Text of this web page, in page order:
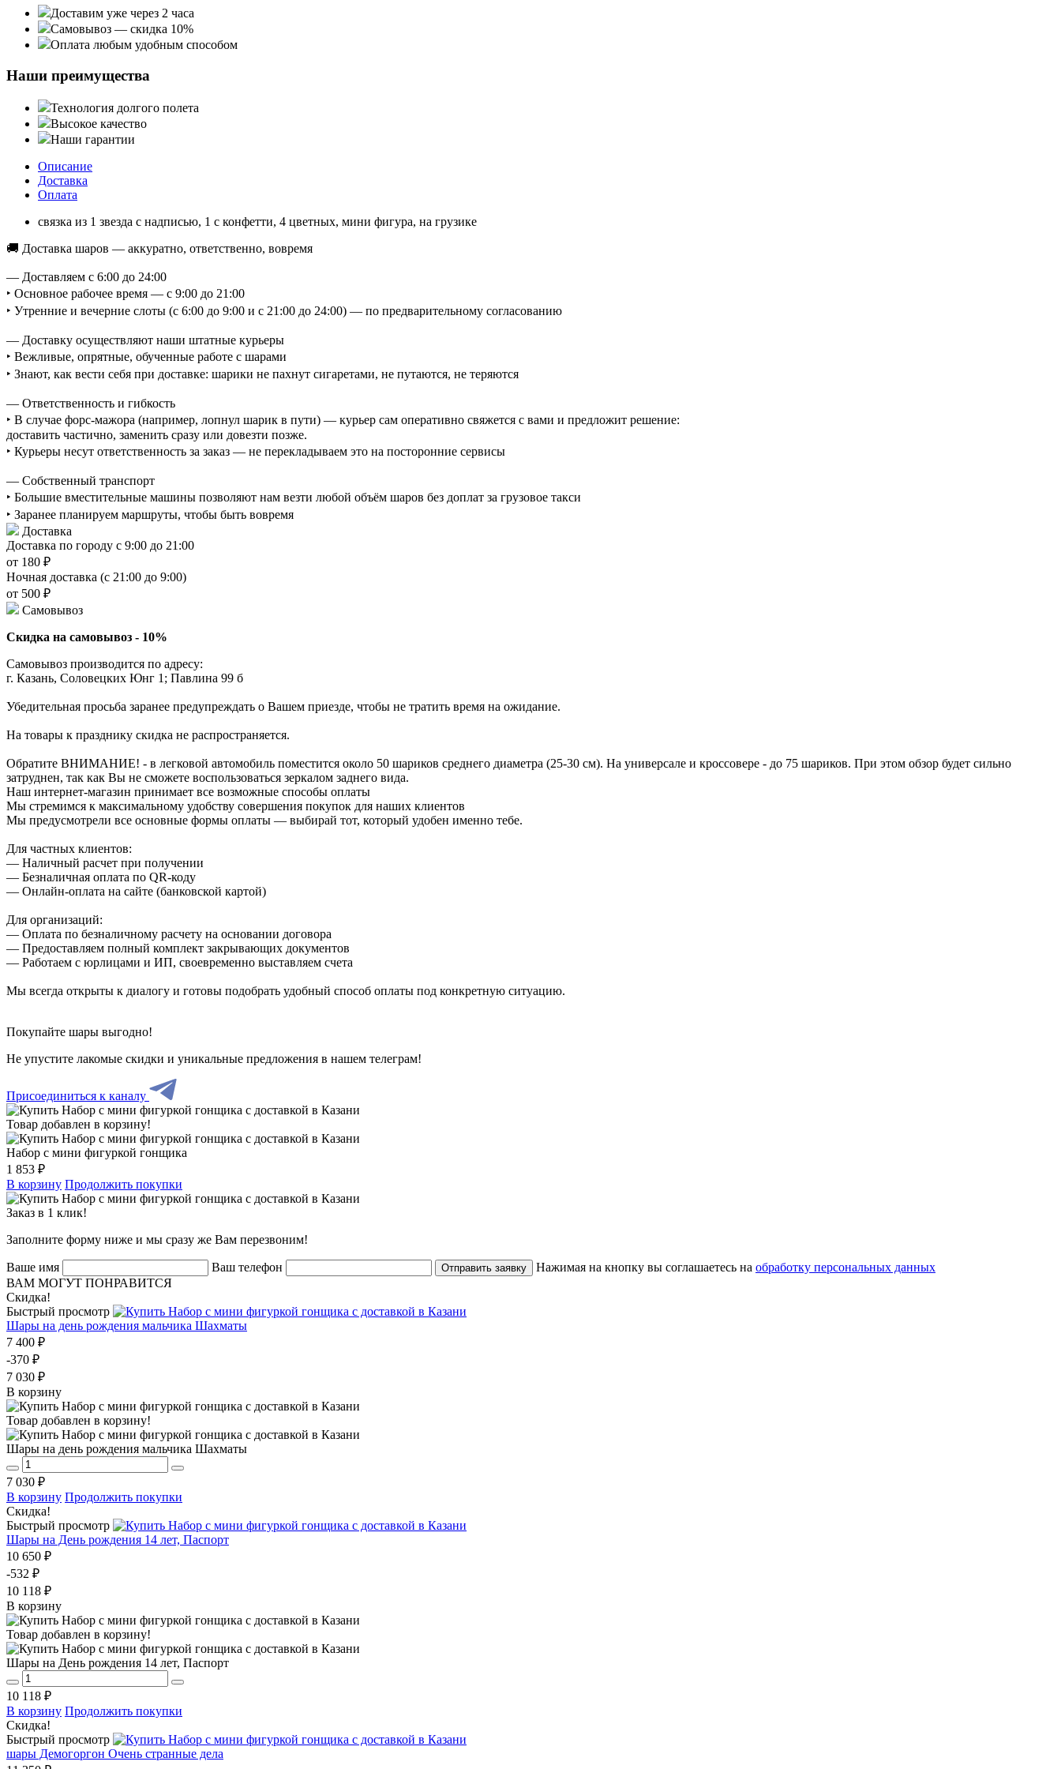
Доставим уже через 2 часа
Самовывоз — скидка 10%
Оплата любым удобным способом
Наши преимущества
Технология долгого полета
Высокое качество
Наши гарантии
Описание
Доставка
Оплата
связка из 1 звезда с надписью, 1 с конфетти, 4 цветных, мини фигура, на грузике
🚚 Доставка шаров — аккуратно, ответственно, вовремя
— Доставляем с 6:00 до 24:00
‣ Основное рабочее время — с 9:00 до 21:00
‣ Утренние и вечерние слоты (с 6:00 до 9:00 и с 21:00 до 24:00) — по предварительному согласованию
— Доставку осуществляют наши штатные курьеры
‣ Вежливые, опрятные, обученные работе с шарами
‣ Знают, как вести себя при доставке: шарики не пахнут сигаретами, не путаются, не теряются
— Ответственность и гибкость
‣ В случае форс-мажора (например, лопнул шарик в пути) — курьер сам оперативно свяжется с вами и предложит решение:
доставить частично, заменить сразу или довезти позже.
‣ Курьеры несут ответственность за заказ — не перекладываем это на посторонние сервисы
— Собственный транспорт
‣ Большие вместительные машины позволяют нам везти любой объём шаров без доплат за грузовое такси
‣ Заранее планируем маршруты, чтобы быть вовремя
Доставка
Доставка по городу с 9:00 до 21:00
от 180 ₽
Ночная доставка (с 21:00 до 9:00)
от 500 ₽
Самовывоз
Скидка на самовывоз - 10%
Самовывоз производится по адресу:
г. Казань, Соловецких Юнг 1; Павлина 99 б
Убедительная просьба заранее предупреждать о Вашем приезде, чтобы не тратить время на ожидание.
На товары к празднику скидка не распространяется.
Обратите ВНИМАНИЕ! - в легковой автомобиль поместится около 50 шариков среднего диаметра (25-30 см). На универсале и кроссовере - до 75 шариков. При этом обзор будет сильно
затруднен, так как Вы не сможете воспользоваться зеркалом заднего вида.
Наш интернет-магазин принимает все возможные способы оплаты
Мы стремимся к максимальному удобству совершения покупок для наших клиентов
Мы предусмотрели все основные формы оплаты — выбирай тот, который удобен именно тебе.
Для частных клиентов:
— Наличный расчет при получении
— Безналичная оплата по QR-коду
— Онлайн-оплата на сайте (банковской картой)
Для организаций:
— Оплата по безналичному расчету на основании договора
— Предоставляем полный комплект закрывающих документов
— Работаем с юрлицами и ИП, своевременно выставляем счета
Мы всегда открыты к диалогу и готовы подобрать удобный способ оплаты под конкретную ситуацию.
Покупайте шары выгодно!
Не упустите лакомые скидки и уникальные предложения в нашем телеграм!
Присоединиться к каналу
Товар добавлен в корзину!
Набор с мини фигуркой гонщика
1 853 ₽
В корзину Продолжить покупки
Заказ в 1 клик!
Заполните форму ниже и мы сразу же Вам перезвоним!
Ваше имя Ваш телефон Отправить заявку Нажимая на кнопку вы соглашаетесь на обработку персональных данных
ВАМ МОГУТ ПОНРАВИТСЯ
Скидка!
Быстрый просмотр
Шары на день рождения мальчика Шахматы
7 400 ₽
-370 ₽
7 030 ₽
В корзину
Товар добавлен в корзину!
Шары на день рождения мальчика Шахматы
7 030 ₽
В корзину Продолжить покупки
Скидка!
Быстрый просмотр
Шары на День рождения 14 лет, Паспорт
10 650 ₽
-532 ₽
10 118 ₽
В корзину
Товар добавлен в корзину!
Шары на День рождения 14 лет, Паспорт
10 118 ₽
В корзину Продолжить покупки
Скидка!
Быстрый просмотр
шары Демогоргон Очень странные дела